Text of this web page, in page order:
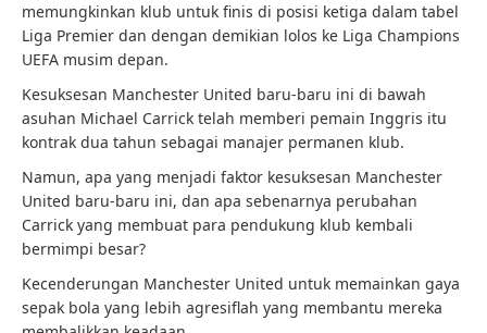
memungkinkan klub untuk finis di posisi ketiga dalam tabel
Liga Premier dan dengan demikian lolos ke Liga Champions
UEFA musim depan.
Kesuksesan Manchester United baru-baru ini di bawah
asuhan Michael Carrick telah memberi pemain Inggris itu
kontrak dua tahun sebagai manajer permanen klub.
Namun, apa yang menjadi faktor kesuksesan Manchester
United baru-baru ini, dan apa sebenarnya perubahan
Carrick yang membuat para pendukung klub kembali
bermimpi besar?
Kecenderungan Manchester United untuk memainkan gaya
sepak bola yang lebih agresiflah yang membantu mereka